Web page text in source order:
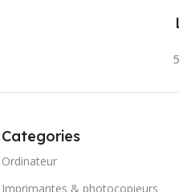
Categories
Ordinateur
Imprimantes & photocopieurs